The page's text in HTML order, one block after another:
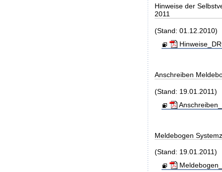
Hinweise der
2011
(Stand: 01.12.2010)
Anschreiben
(Stand: 19.01.2011)
Meldebogen
(Stand: 19.01.2011)